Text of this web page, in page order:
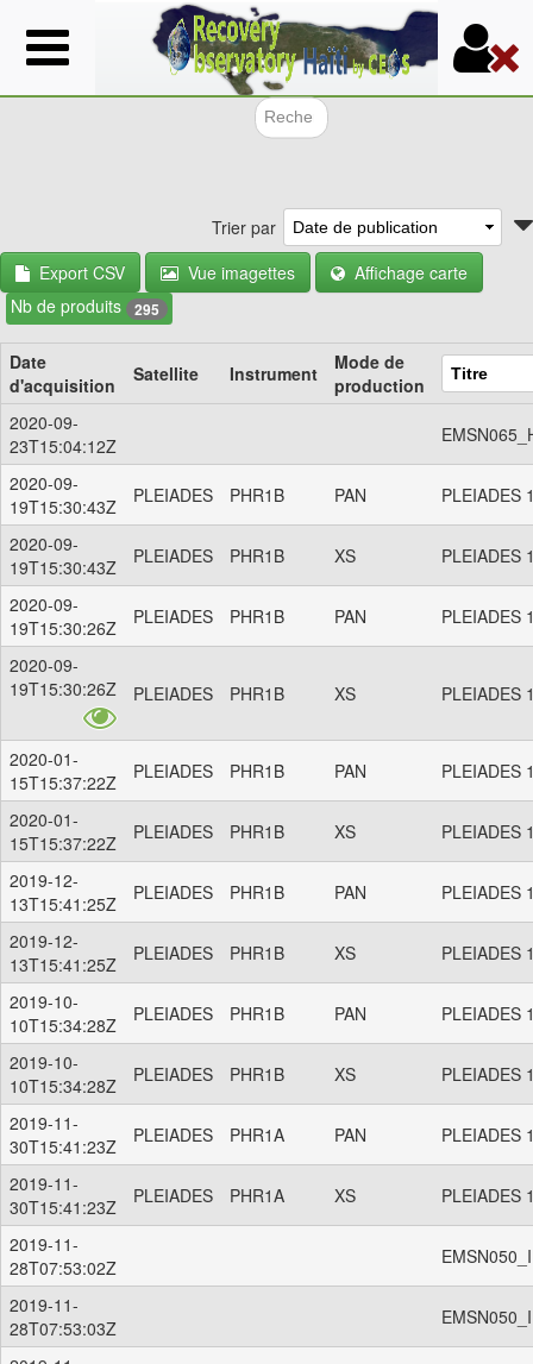
Aller
au
contenu
Trier par
Export CSV
Vue imagettes
Affichage carte
Nb de produits 295
Date
d'acquisition
Satellite Instrument
Mode de
production
2020-09-
23T15:04:12Z
2020-09-
19T15:30:43Z
PLEIADES PHR1B PAN PLEIADES
2020-09-
19T15:30:43Z
PLEIADES PHR1B XS PLEIADES
2020-09-
19T15:30:26Z
PLEIADES PHR1B PAN PLEIADES
2020-09-
19T15:30:26Z
PLEIADES PHR1B XS PLEIADES
2020-01-
15T15:37:22Z
PLEIADES PHR1B PAN PLEIADES
2020-01-
15T15:37:22Z
PLEIADES PHR1B XS PLEIADES
2019-12-
13T15:41:25Z
PLEIADES PHR1B PAN PLEIADES
2019-12-
13T15:41:25Z
PLEIADES PHR1B XS PLEIADES
2019-10-
10T15:34:28Z
PLEIADES PHR1B PAN PLEIADES
2019-10-
10T15:34:28Z
PLEIADES PHR1B XS PLEIADES
2019-11-
30T15:41:23Z
PLEIADES PHR1A PAN PLEIADES
2019-11-
30T15:41:23Z
PLEIADES PHR1A XS PLEIADES
2019-11-
28T07:53:02Z
2019-11-
28T07:53:03Z